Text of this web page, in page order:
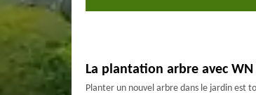
La plantation arbre avec WN
Planter un nouvel arbre dans le jardin est